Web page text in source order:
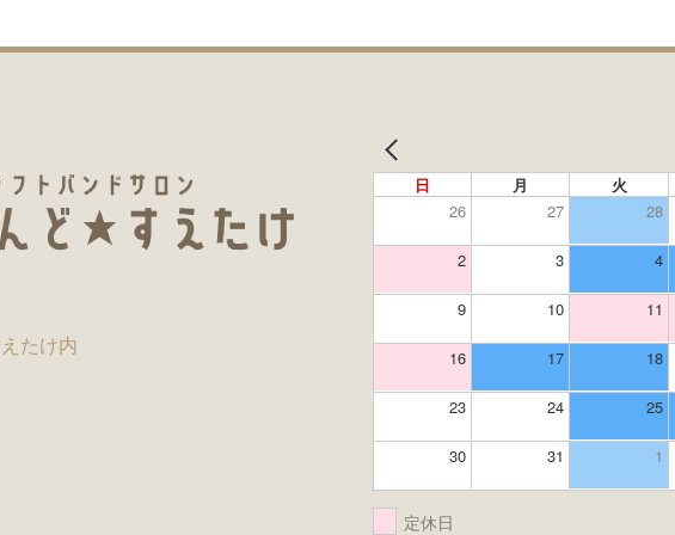
たけ内
日 月 火
26
27 28
2 3 4
9 10 11
16 17 18
23 24 25
30 31 1
定休日